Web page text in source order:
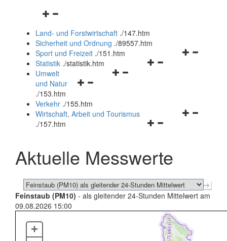
Navigationsmenü
und
schließen
Land- und Forstwirtschaft ./147.htm
Sicherheit und Ordnung ./89557.htm
Navigationsmenü
Sport und Freizeit ./151.htm
Navigationsmenü
Statistik ./statistik.htm
Navigationsmenü
und
schließen
Umwelt
und Natur
./153.htm
Verkehr ./155.htm
Navigationsmenü
schließen
Wirtschaft, Arbeit und Tourismus
./157.htm
Aktuelle Messwerte
Feinstaub (PM10) - als gleitender 24-Stunden Mittelwert am
09.08.2026 15:00
+